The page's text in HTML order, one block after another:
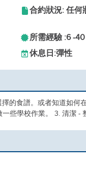
合約狀況: 任何
所需經驗 :6 -
休息日:彈性
的食譜。或者知道如何
些學校作業。 3. 清潔 -